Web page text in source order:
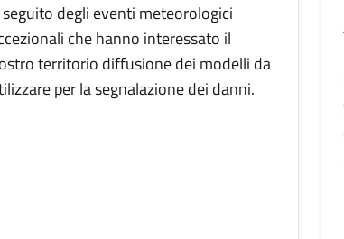
degli eventi meteorologici
che hanno interessato il
territorio diffusione dei modelli da
per la segnalazione dei danni.